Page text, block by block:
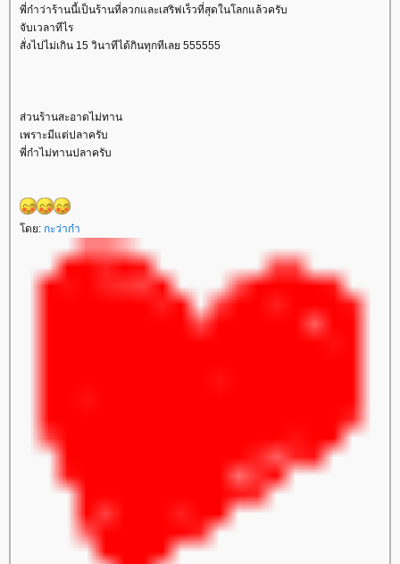
พี่ก๋าว่าร้านนี้เป็นร้านที่ลวกและเสริฟเร็วที่สุดในโลกแล้วครับ
จับเวลาทีไร
สั่งไปไม่เกิน 15 วินาทีได้กินทุกทีเลย 555555
ส่วนร้านสะอาดไม่ทาน
เพราะมีแต่ปลาครับ
พี่ก๋าไม่ทานปลาครับ
ดย: กะว่าก๋า